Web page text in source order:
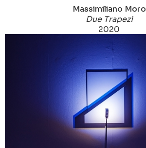
Massimiliano Moro
Due Trapezi
2020